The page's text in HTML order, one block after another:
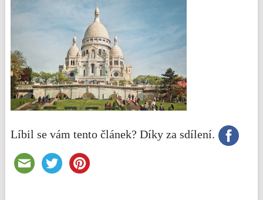
Líbil se vám tento článek? Díky za sdílení.